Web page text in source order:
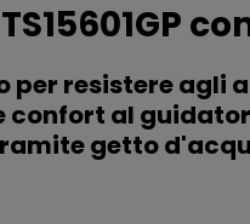
resistere agli
confort al
getto